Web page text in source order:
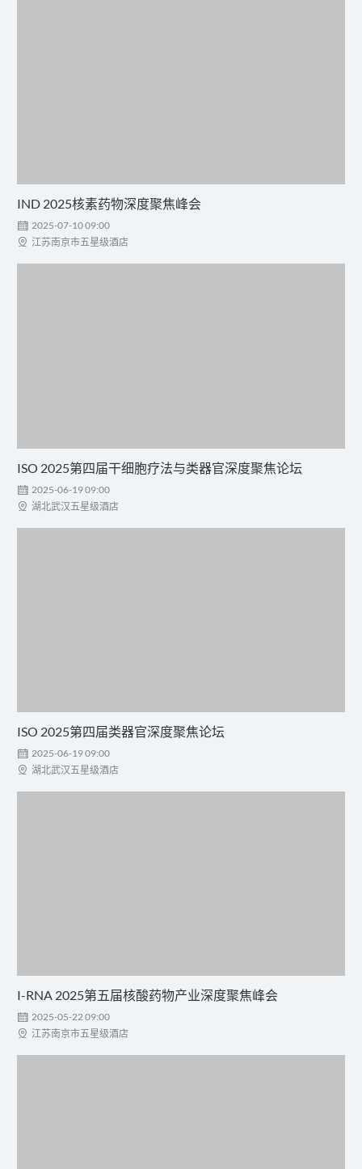
IND 2025核素药物深度聚焦峰会
 2025-07-10 09:00
 江苏南京市五星级酒店
ISO 2025第四届干细胞疗法与类器官深度聚焦论坛
 2025-06-19 09:00
 湖北武汉五星级酒店
ISO 2025第四届类器官深度聚焦论坛
 2025-06-19 09:00
 湖北武汉五星级酒店
I-RNA 2025第五届核酸药物产业深度聚焦峰会
 2025-05-22 09:00
 江苏南京市五星级酒店